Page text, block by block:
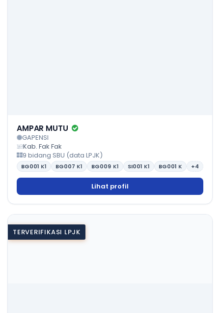
AMPAR MUTU
GAPENSI
Kab. Fak Fak
9 bidang SBU (data LPJK)
BG001 K1 BG007 K1 BG009 K1 SI001 K1 BG001 K +4
Lihat profil
TERVERIFIKASI LPJK